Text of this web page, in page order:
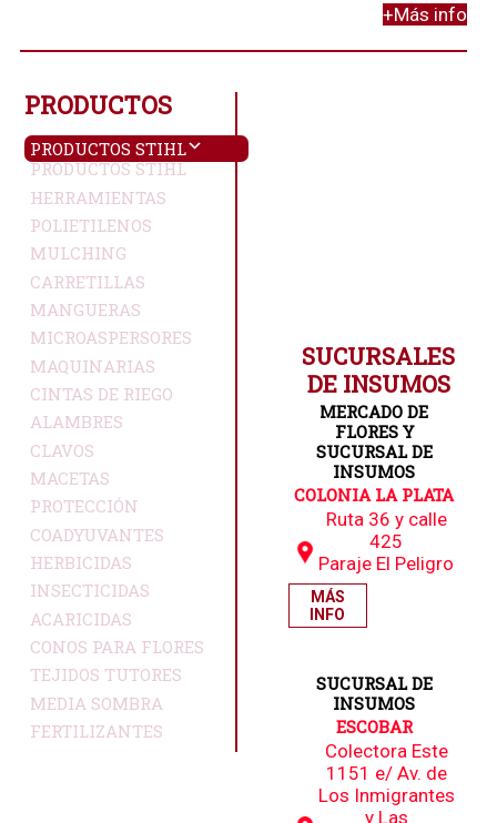
PRODUCTOS STIHL
PRODUCTOS
PRODUCTOS STIHL
HERRAMIENTAS
POLIETILENOS
MULCHING
CARRETILLAS
MANGUERAS
MICROASPERSORES
MAQUINARIAS
CINTAS DE RIEGO
ALAMBRES
CLAVOS
MACETAS
PROTECCIÓN
COADYUVANTES
HERBICIDAS
INSECTICIDAS
ACARICIDAS
CONOS PARA FLORES
TEJIDOS TUTORES
MEDIA SOMBRA
FERTILIZANTES
+Más info
SUCURSALES
DE INSUMOS
MERCADO DE
FLORES Y
SUCURSAL DE
INSUMOS
COLONIA LA PLATA
Ruta 36 y calle
425
Paraje El Peligro
MÁS
INFO
SUCURSAL DE
INSUMOS
ESCOBAR
Colectora Este
1151 e/ Av. de
Los Inmigrantes
y Las